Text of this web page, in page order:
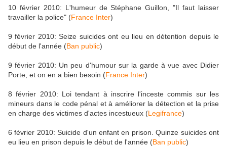
10 février 2010: L'humeur de Stéphane Guillon, "Il faut laisser
travailler la police" (France Inter)
9 février 2010: Seize suicides ont eu lieu en détention depuis le
début de l'année (Ban public)
9 février 2010: Un peu d'humour sur la garde à vue avec Didier
Porte, et on en a bien besoin (France Inter)
8 février 2010: Loi tendant à inscrire l'inceste commis sur les
mineurs dans le code pénal et à améliorer la détection et la prise
en charge des victimes d'actes incestueux (Legifrance)
6 février 2010: Suicide d'un enfant en prison. Quinze suicides ont
eu lieu en prison depuis le début de l'année (Ban public)